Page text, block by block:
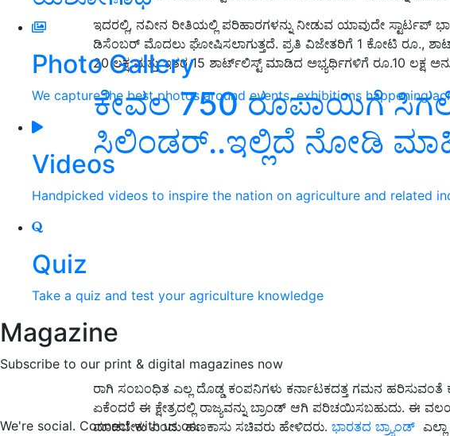
Photo Gallery
We capture the best photos around events, exhibitions happening
Videos
Handpicked videos to inspire the nation on agriculture and related
Quiz
Take a quiz and test your agriculture knowledge
Magazine
Subscribe to our print & digital magazines now
We're social. Connect with us on:
ಇದರಲ್ಲಿ, ನವೀನ ರೀತಿಯಲ್ಲಿ ಪರಿಹಾರಗಳನ್ನು ನೀಡುವ ಯಾವುದೇ ಸ್ಟಾರ್ಟಪ್
ಡಿಸೆಂಬರ್ ಮೊದಲು ಘೋಷಿಸಲಾಗುತ್ತದೆ. ಪ್ರತಿ ವಿಜೇತರಿಗೆ 1 ಕೋಟಿ ರೂ.,
20 ಲಕ್ಷ ಮತ್ತು ಇತರ 15 ಶಾರ್ಟ್‌ಲಿಸ್ಟ್ ಮಾಡಿದ ಅಭ್ಯರ್ಥಿಗಳಿಗೆ ರೂ.10 ಲಕ್ಷ
ಕೇವಲ 750 ರೂಪಾಯಿಗೆ
ಸಿಲಿಂಡರ್‌..ಇಲ್ಲಿದೆ ನೋಡಿ
ರಾಗಿ ಸಂಬಂಧಿತ ಎಲ್ಲ ದೊಡ್ಡ ಕಂಪನಿಗಳು ಕರ್ನಾಟಕದತ್ತ ಗಮನ ಹರಿಸುವಂತೆ
ಏಕೆಂದರೆ ಈ ಕ್ಷೇತ್ರದಲ್ಲಿ ರಾಜ್ಯವನ್ನು ಬ್ರಾಂಡ್ ಆಗಿ ಪರಿಚಯಿಸಬಹುದು. ಈ
ಮಾಡಬೇಕು ಎಂದು ಹಣಕಾಸು ಸಚಿವರು ಹೇಳಿದರು. ಭಾರತದ ಬ್ರ್ಯಾಂಡ್